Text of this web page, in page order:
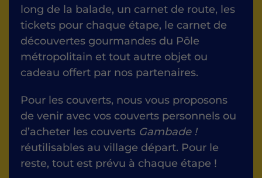
long de la balade, un carnet de route, les
tickets pour chaque étape, le carnet de
découvertes gourmandes du Pôle
métropolitain et tout autre objet ou
cadeau offert par nos partenaires.
Pour les couverts, nous vous proposons
de venir avec vos couverts personnels ou
d’acheter les couverts Gambade !
réutilisables au village départ. Pour le
reste, tout est prévu à chaque étape !